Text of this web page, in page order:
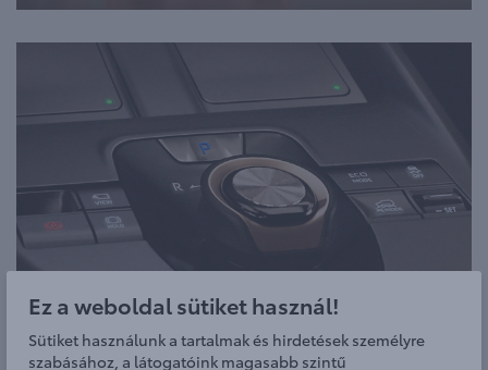
Ez a weboldal sütiket használ!
Sütiket használunk a tartalmak és hirdetések személyre
szabásához, a látogatóink magasabb szintű